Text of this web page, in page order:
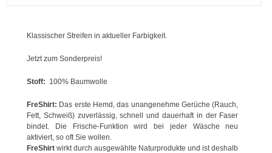
Klassischer Streifen in aktueller Farbigkeit.
Jetzt zum Sonderpreis!
Stoff: 100% Baumwolle
FreShirt: Das erste Hemd, das unangenehme Gerüche (Rauch,
Fett, Schweiß) zuverlässig, schnell und dauerhaft in der Faser
bindet. Die Frische-Funktion wird bei jeder Wäsche neu
aktiviert, so oft Sie wollen.
FreShirt wirkt durch ausgewählte Naturprodukte und ist deshalb